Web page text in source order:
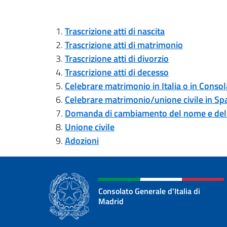
Trascrizione atti di nascita
Trascrizione atti di matrimonio
Trascrizione atti di divorzio
Trascrizione atti di decesso
Celebrare matrimonio in Italia o in
Celebrare matrimonio/unione civile in
Domanda di cambiamento del nome e
Unione civile
Adozioni
Consolato Generale d'Italia di
Madrid